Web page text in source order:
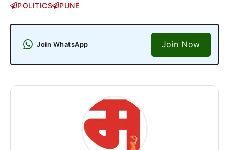
POLITICS
PUNE
Join WhatsApp Join Now